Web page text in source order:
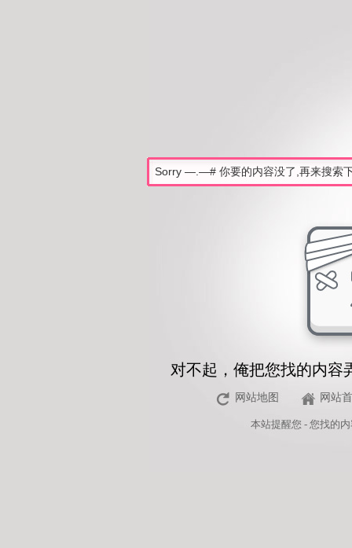
对不起，俺把您找的内容
网站地图 网站
本站提醒您 - 您找的